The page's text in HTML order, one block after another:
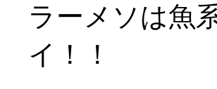
ラーメソは魚
イ！！